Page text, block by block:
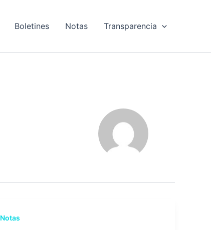
Boletines Notas Transparencia
Notas